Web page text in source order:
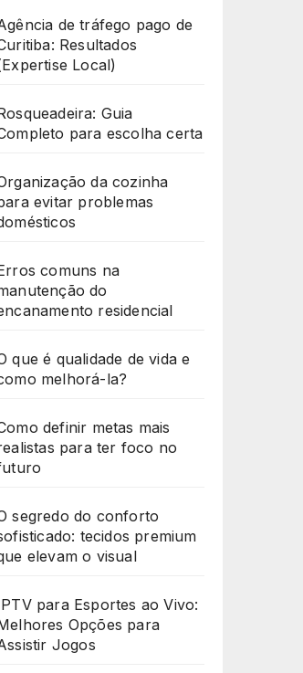
de tráfego pago de
Resultados
Local)
Guia
para escolha certa
da cozinha
evitar problemas
comuns na
do
residencial
que é qualidade de vida e
melhorá-la?
definir metas mais
para ter foco no
segredo do conforto
tecidos premium
elevam o visual
para Esportes ao Vivo:
Opções para
Jogos